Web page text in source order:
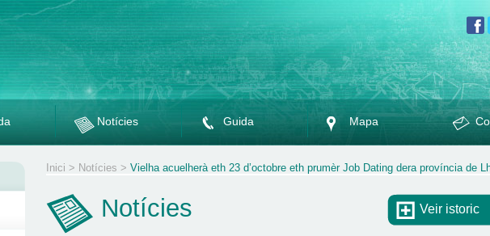
Notícies Guida Mapa
Inici > Notícies > Vielha acuelherà eth 23 d’octobre eth prumèr Job Dating dera província de
Notícies Veir istoric